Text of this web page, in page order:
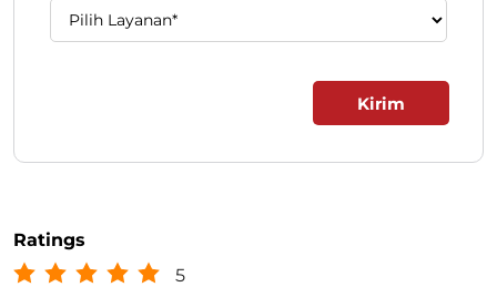
Ratings
5